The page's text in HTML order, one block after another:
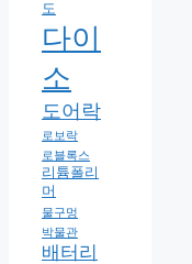
도
다이
소
도어락
로보락
로블록스
리튬폴리
머
물구멍
박물관
배터리